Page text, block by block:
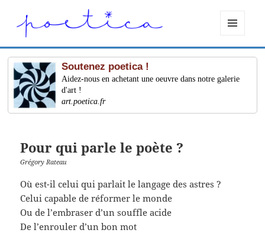
ET
WIDGETS
Soutenez poetica !
Aidez-nous en achetant une oeuvre dans notre galerie
d'art !
art.poetica.fr
Pour qui parle le poète ?
Grégory Rateau
Où est-il celui qui parlait le langage des astres ?
Celui capable de réformer le monde
Ou de l’embraser d’un souffle acide
De l’enrouler d’un bon mot